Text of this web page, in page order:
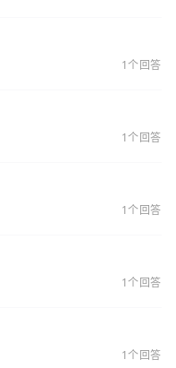
1个回答
1个回答
1个回答
1个回答
1个回答